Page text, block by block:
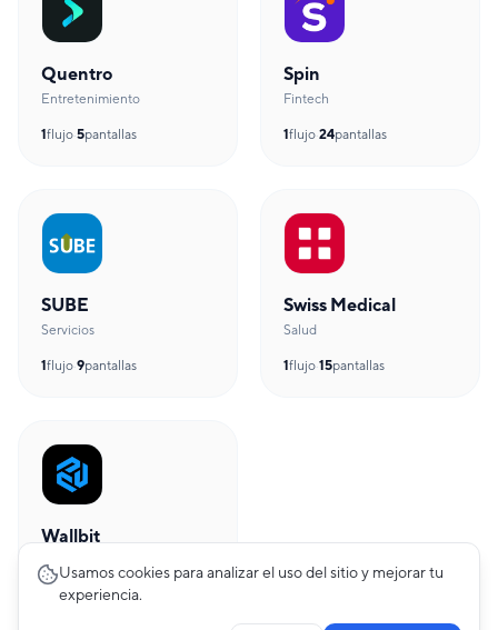
Quentro
Entretenimiento
1 flujo·5pantallas
Spin
Fintech
1 flujo·24pantallas
SUBE
Servicios
1 flujo·9pantallas
Swiss Medical
Salud
1 flujo·15pantallas
Wallbit
Fintech
flujo·28pantallas
Usamos cookies para analizar el uso del sitio y mejorar tu
experiencia.